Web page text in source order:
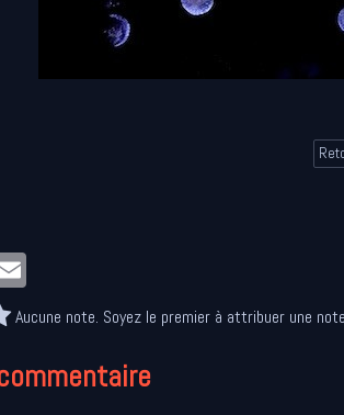
Aucune note. Soyez le premier à attribuer une